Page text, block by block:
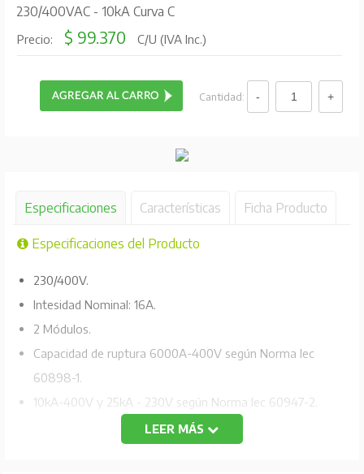
230/400VAC - 10kA Curva C
Precio: $ 99.370 C/U (IVA Inc.)
Cantidad:
Especificaciones Características Ficha Producto
Especificaciones del Producto
230/400V.
Intesidad Nominal: 16A.
2 Módulos.
Capacidad de ruptura 6000A-400V según Norma Iec
60898-1.
10kA-400V y 25kA - 230V según Norma Iec 60947-2.
LEER MÁS